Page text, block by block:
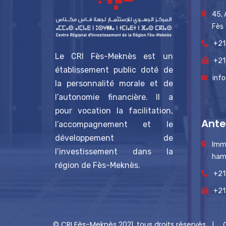
Le CRI Fès-Meknès est un
établissement public doté de
la personnalité morale et de
l’autonomie financière. Il a
pour vocation la facilitation,
l’accompagnement et le
développement de
l’investissement dans la
région de Fès-Meknès.
45,
Fès